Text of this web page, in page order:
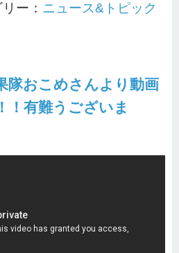
ー： ニュース&トピック
隊おこめさんより動画
！有難うございま